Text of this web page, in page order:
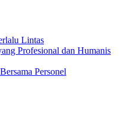
Lintas
Profesional dan Humanis
Personel